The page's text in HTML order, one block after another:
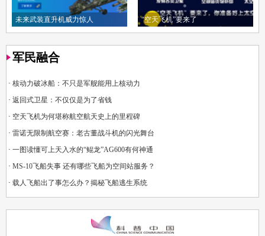
未来武装直升机威力惊人 “空天飞机”要来了
军民融合
· 核动力破冰船：不只是军舰能用上核动力
· 返回式卫星：不仅仅是为了省钱
· 空天飞机为何堪称航空航天史上的里程碑
· 雷诺无限制航空赛：老古董战斗机的闪光舞台
· 一图读懂可上天入水的“鲲龙”AG600有何神通
· MS-10飞船失事 还有哪些飞船为空间站服务？
· 载人飞船出了事怎么办？揭秘飞船逃生系统